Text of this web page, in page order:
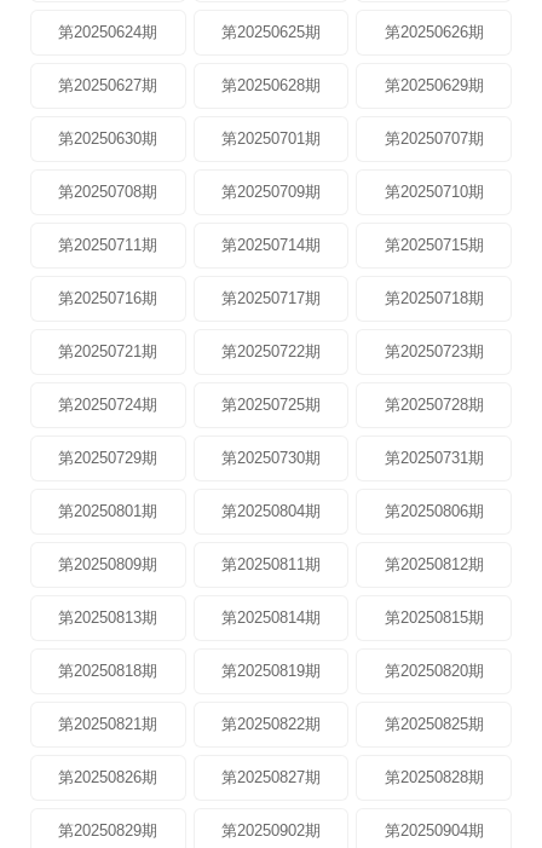
第20250624期 第20250625期 第20250626期
第20250627期 第20250628期 第20250629期
第20250630期 第20250701期 第20250707期
第20250708期 第20250709期 第20250710期
第20250711期 第20250714期 第20250715期
第20250716期 第20250717期 第20250718期
第20250721期 第20250722期 第20250723期
第20250724期 第20250725期 第20250728期
第20250729期 第20250730期 第20250731期
第20250801期 第20250804期 第20250806期
第20250809期 第20250811期 第20250812期
第20250813期 第20250814期 第20250815期
第20250818期 第20250819期 第20250820期
第20250821期 第20250822期 第20250825期
第20250826期 第20250827期 第20250828期
第20250829期 第20250902期 第20250904期